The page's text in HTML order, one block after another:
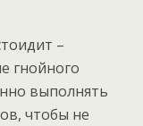
–
гнойного
выполнять
чтобы не